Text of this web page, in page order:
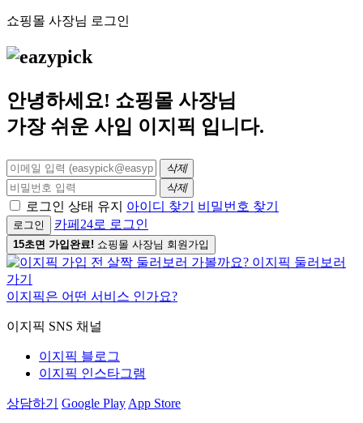
쇼핑몰 사장님 로그인
안녕하세요! 쇼핑몰 사장님
가장 쉬운 사입 이지픽 입니다.
삭제
삭제
로그인 상태 유지 아이디 찾기 비밀번호 찾기
로그인 카페24로 로그인
15초면 가입완료! 쇼핑몰 사장님 회원가입
이지픽은 어떤 서비스 인가요?
이지픽 SNS 채널
이지픽 블로그
이지픽 인스타그램
상담하기 Google Play App Store